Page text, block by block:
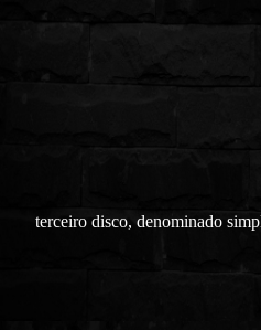
terceiro disco, denominado